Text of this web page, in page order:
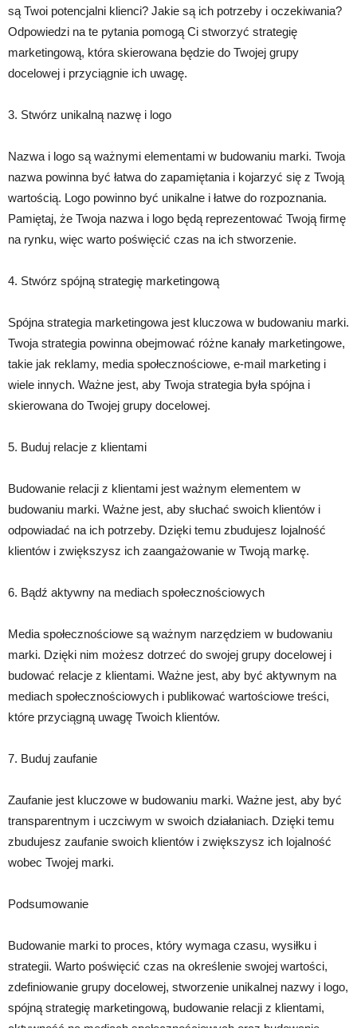
są Twoi potencjalni klienci? Jakie są ich potrzeby i oczekiwania?
Odpowiedzi na te pytania pomogą Ci stworzyć strategię
marketingową, która skierowana będzie do Twojej grupy
docelowej i przyciągnie ich uwagę.
3. Stwórz unikalną nazwę i logo
Nazwa i logo są ważnymi elementami w budowaniu marki. Twoja
nazwa powinna być łatwa do zapamiętania i kojarzyć się z Twoją
wartością. Logo powinno być unikalne i łatwe do rozpoznania.
Pamiętaj, że Twoja nazwa i logo będą reprezentować Twoją firmę
na rynku, więc warto poświęcić czas na ich stworzenie.
4. Stwórz spójną strategię marketingową
Spójna strategia marketingowa jest kluczowa w budowaniu marki.
Twoja strategia powinna obejmować różne kanały marketingowe,
takie jak reklamy, media społecznościowe, e-mail marketing i
wiele innych. Ważne jest, aby Twoja strategia była spójna i
skierowana do Twojej grupy docelowej.
5. Buduj relacje z klientami
Budowanie relacji z klientami jest ważnym elementem w
budowaniu marki. Ważne jest, aby słuchać swoich klientów i
odpowiadać na ich potrzeby. Dzięki temu zbudujesz lojalność
klientów i zwiększysz ich zaangażowanie w Twoją markę.
6. Bądź aktywny na mediach społecznościowych
Media społecznościowe są ważnym narzędziem w budowaniu
marki. Dzięki nim możesz dotrzeć do swojej grupy docelowej i
budować relacje z klientami. Ważne jest, aby być aktywnym na
mediach społecznościowych i publikować wartościowe treści,
które przyciągną uwagę Twoich klientów.
7. Buduj zaufanie
Zaufanie jest kluczowe w budowaniu marki. Ważne jest, aby być
transparentnym i uczciwym w swoich działaniach. Dzięki temu
zbudujesz zaufanie swoich klientów i zwiększysz ich lojalność
wobec Twojej marki.
Podsumowanie
Budowanie marki to proces, który wymaga czasu, wysiłku i
strategii. Warto poświęcić czas na określenie swojej wartości,
zdefiniowanie grupy docelowej, stworzenie unikalnej nazwy i logo,
spójną strategię marketingową, budowanie relacji z klientami,